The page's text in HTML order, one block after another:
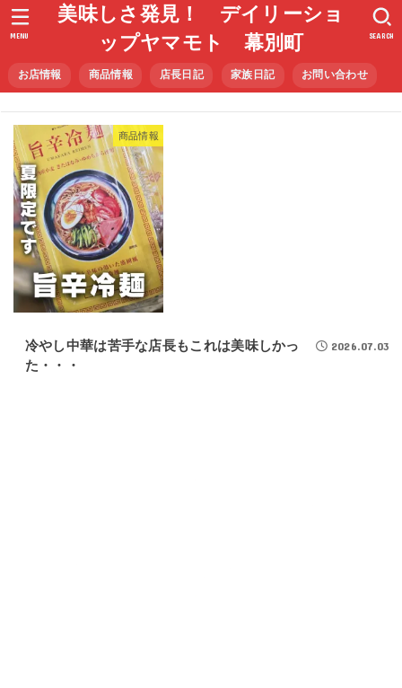
美味しさ発見！ デイリーショ
ップヤマモト 幕別町
お店情報 商品情報 店長日記 家族日記 お問い合わせ
SEARCH
MENU
商品情報
冷やし中華は苦手な店長もこれは美味しかっ
た・・・
2026.07.03